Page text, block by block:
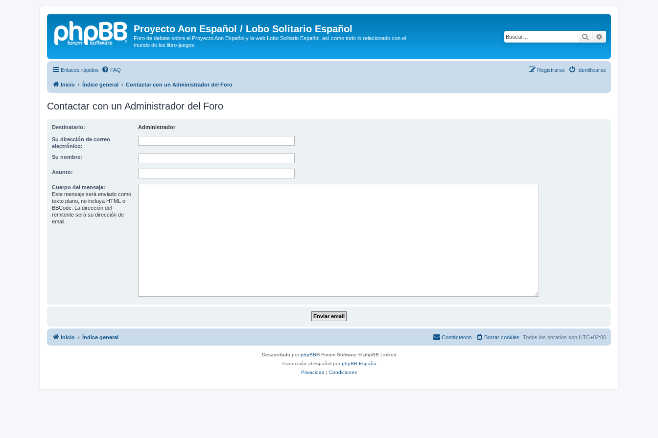
Proyecto Aon Español / Lobo Solitario Español
Foro de debate sobre el Proyecto Aon Español y la web Lobo Solitario Español, así como todo lo relacionado con el
mundo de los libro-juegos
Buscar
Enlaces rápidos FAQ Identificarse
Registrarse
Inicio Índice general Contactar con un Administrador del Foro
Contactar con un Administrador del Foro
Destinatario: Administrador
Su dirección de correo
electrónico:
Su nombre:
Asunto:
Cuerpo del mensaje:
Este mensaje será enviado como
texto plano, no incluya HTML o
BBCode. La dirección del
remitente será su dirección de
email.
Inicio Índice general Todos los horarios son UTC+02:00
Borrar cookies
Contáctenos
Desarrollado porphpBB® Forum Software © phpBB Limited
Traducción al español porphpBB España
Privacidad | Condiciones